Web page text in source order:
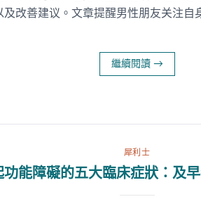
改善建议。文章提醒男性朋友关注
繼續閱讀 →
犀利士
功能障礙的五大臨床症狀：及